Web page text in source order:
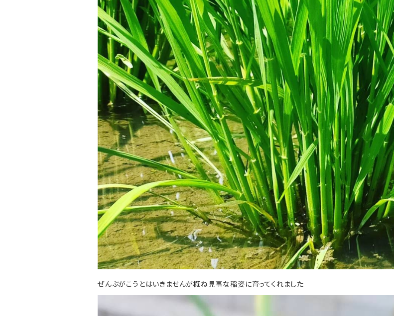
ぜんぶがこうとはいきませんが概ね見事な稲姿に育ってくれました